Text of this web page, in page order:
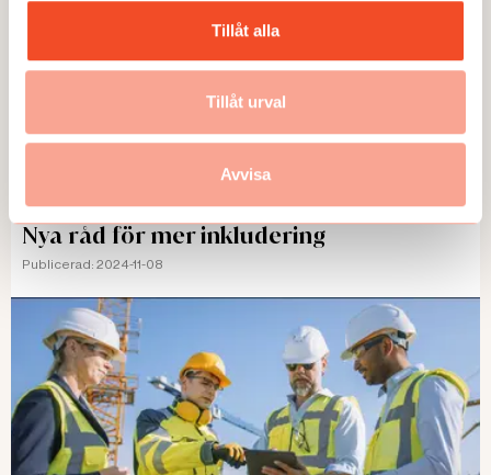
Tillåt alla
Tillåt urval
Avvisa
TEMA
Nya råd för mer inkludering
Publicerad: 2024-11-08